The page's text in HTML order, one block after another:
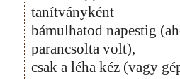
tanítványként
bámulhatod napestig
parancsolta volt),
csak a léha kéz (vagy